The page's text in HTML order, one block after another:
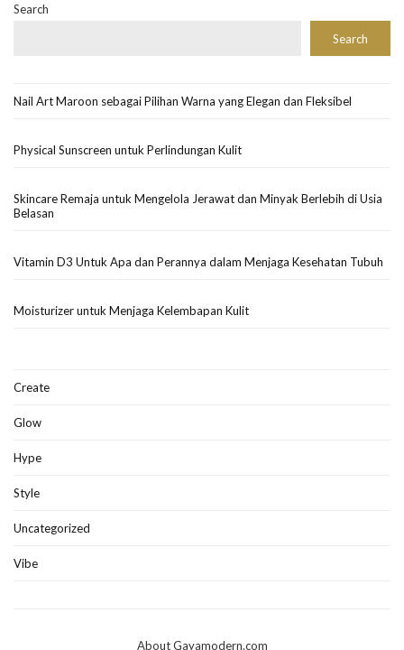
Search
Search
Nail Art Maroon sebagai Pilihan Warna yang Elegan dan Fleksibel
Physical Sunscreen untuk Perlindungan Kulit
Skincare Remaja untuk Mengelola Jerawat dan Minyak Berlebih di Usia
Belasan
Vitamin D3 Untuk Apa dan Perannya dalam Menjaga Kesehatan Tubuh
Moisturizer untuk Menjaga Kelembapan Kulit
Create
Glow
Hype
Style
Uncategorized
Vibe
About Gayamodern.com